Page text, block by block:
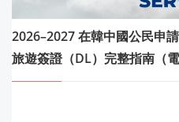
2026–2027 在韓中國公民申
旅遊簽證（DL）完整指南（電